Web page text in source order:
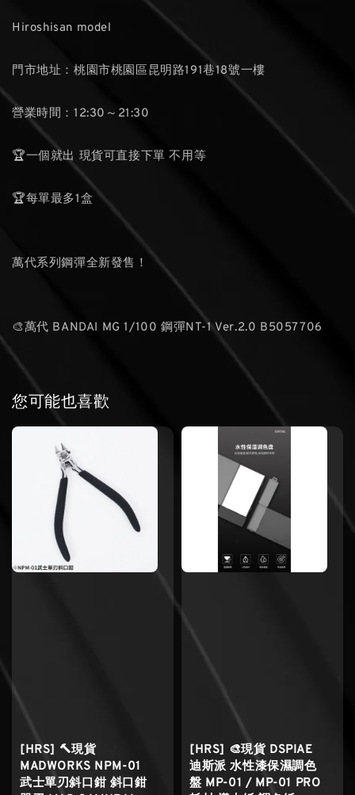
Hiroshisan model
門市地址：桃園市桃園區昆明路191巷18號一樓
營業時間：12:30～21:30
🏆一個就出 現貨可直接下單 不用等
🏆每單最多1盒
萬代系列鋼彈全新發售！
🎨萬代 BANDAI MG 1/100 鋼彈NT-1 Ver.2.0 B5057706
您可能也喜歡
[HRS] 🔨現貨
MADWORKS NPM-01
武士單刃斜口鉗 斜口鉗
[HRS] 🎨現貨 DSPIAE
迪斯派 水性漆保濕調色
盤 MP-01 / MP-01 PRO